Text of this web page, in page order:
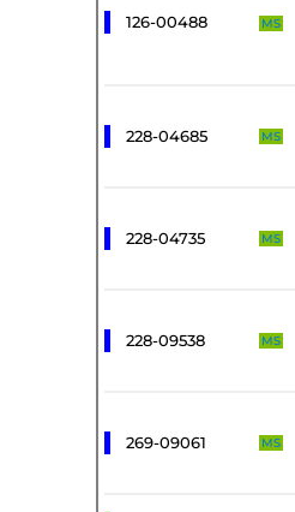
126-00488 MS
228-04685 MS
228-04735 MS
228-09538 MS
269-09061 MS